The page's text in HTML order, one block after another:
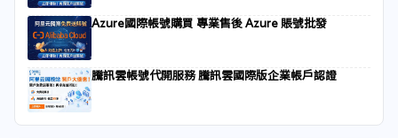
Azure國際帳號購買 專業售後 Azure 賬號批發
騰訊雲帳號代開服務 騰訊雲國際版企業帳戶認證